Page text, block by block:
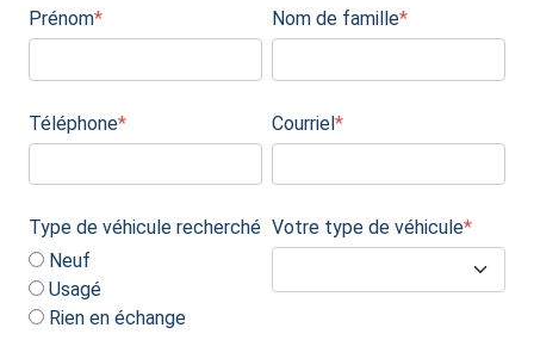
Prénom* Nom de famille*
Téléphone* Courriel*
Type de véhicule recherché
Neuf
Usagé
Rien en échange
Votre type de véhicule*